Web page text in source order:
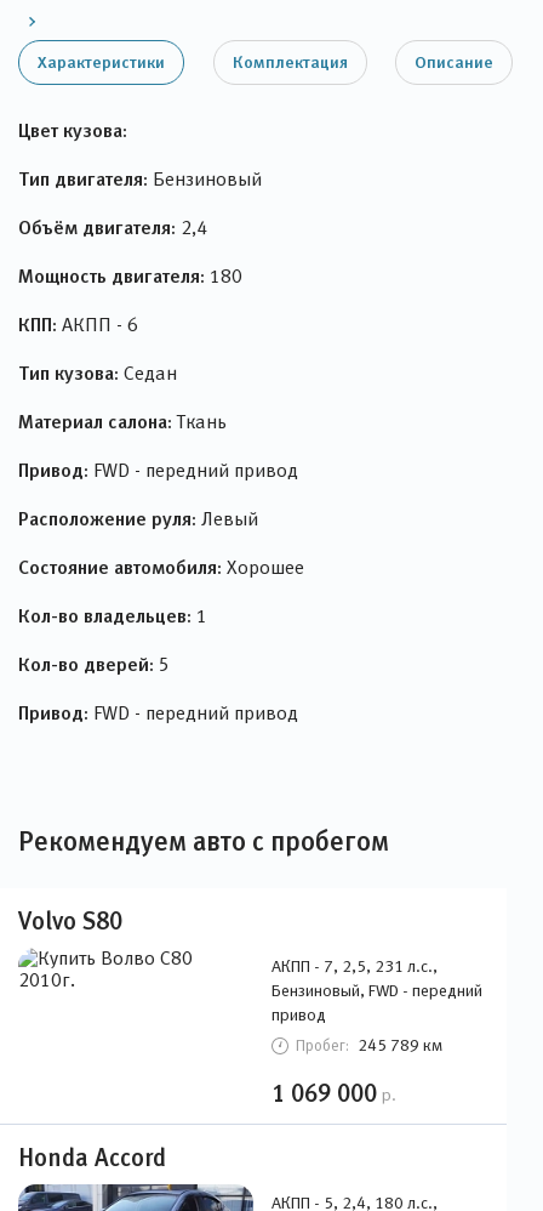
Характеристики Комплектация Описание
Цвет кузова:
Тип двигателя: Бензиновый
Объём двигателя: 2,4
Мощность двигателя: 180
КПП: АКПП - 6
Тип кузова: Седан
Материал салона: Ткань
Привод: FWD - передний привод
Расположение руля: Левый
Состояние автомобиля: Хорошее
Кол-во владельцев: 1
Кол-во дверей: 5
Привод: FWD - передний привод
Рекомендуем авто с пробегом
Volvo S80
АКПП - 7, 2,5, 231 л.с.,
Бензиновый, FWD - передний
привод
Пробег: 245 789 км
1 069 000 р.
Honda Accord
АКПП - 5, 2,4, 180 л.с.,